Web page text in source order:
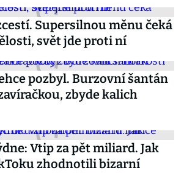
Supersilnou měnu čeká
svět jde proti ní
pozbyl. Burzovní šantán
zbyde kalich
Vtip za pět miliard. Jak
zhodnotili bizarní